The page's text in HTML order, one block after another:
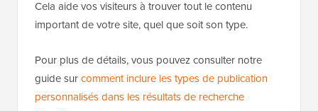
Cela aide vos visiteurs à trouver tout le contenu
important de votre site, quel que soit son type.
Pour plus de détails, vous pouvez consulter notre
guide surcomment inclure les types de publication
personnalisés dans les résultats de recherche